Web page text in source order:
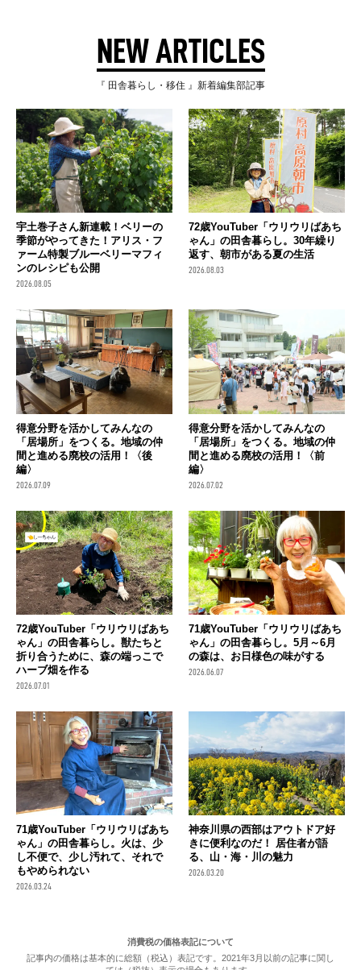
NEW ARTICLES
『 田舎暮らし・移住 』新着編集部記事
宇土巻子さん新連載！ベリーの
季節がやってきた！アリス・フ
ァーム特製ブルーベリーマフィ
ンのレシピも公開
2026.08.05
72歳YouTuber「ウリウリばあち
ゃん」の田舎暮らし。30年繰り
返す、朝市がある夏の生活
2026.08.03
得意分野を活かしてみんなの
「居場所」をつくる。地域の仲
間と進める廃校の活用！〈後
編〉
2026.07.09
得意分野を活かしてみんなの
「居場所」をつくる。地域の仲
間と進める廃校の活用！〈前
編〉
2026.07.02
72歳YouTuber「ウリウリばあち
ゃん」の田舎暮らし。獣たちと
折り合うために、森の端っこで
ハーブ畑を作る
2026.07.01
71歳YouTuber「ウリウリばあち
ゃん」の田舎暮らし。5月～6月
の森は、お日様色の味がする
2026.06.07
71歳YouTuber「ウリウリばあち
ゃん」の田舎暮らし。火は、少
し不便で、少し汚れて、それで
もやめられない
2026.03.24
神奈川県の西部はアウトドア好
きに便利なのだ！ 居住者が語
る、山・海・川の魅力
2026.03.20
消費税の価格表記について
記事内の価格は基本的に総額（税込）表記です。2021年3月以前の記事に関し